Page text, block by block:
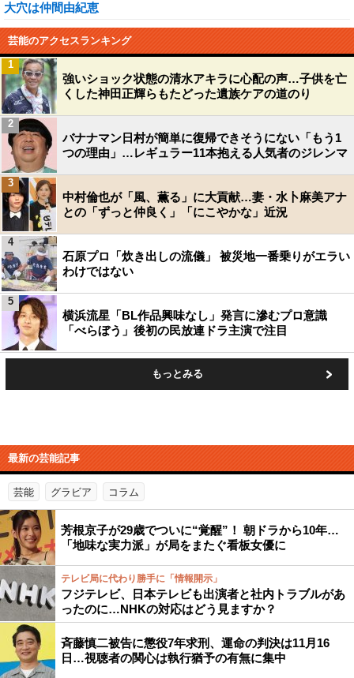
大穴は仲間由紀恵
芸能のアクセスランキング
強いショック状態の清水アキラに心配の声…子供を亡
くした神田正輝らもたどった遺族ケアの道のり
1
バナナマン日村が簡単に復帰できそうにない「もう1
つの理由」…レギュラー11本抱える人気者のジレンマ
2
中村倫也が「風、薫る」に大貢献…妻・水卜麻美アナ
との「ずっと仲良く」「にこやかな」近況
3
石原プロ「炊き出しの流儀」 被災地一番乗りがエラい
わけではない
4
横浜流星「BL作品興味なし」発言に滲むプロ意識
「べらぼう」後初の民放連ドラ主演で注目
5
もっとみる
最新の芸能記事
芸能 グラビア コラム
芳根京子が29歳でついに“覚醒”！ 朝ドラから10年…
「地味な実力派」が局をまたぐ看板女優に
テレビ局に代わり勝手に「情報開示」
フジテレビ、日本テレビも出演者と社内トラブルがあ
ったのに…NHKの対応はどう見ますか？
斉藤慎二被告に懲役7年求刑、運命の判決は11月16
日…視聴者の関心は執行猶予の有無に集中